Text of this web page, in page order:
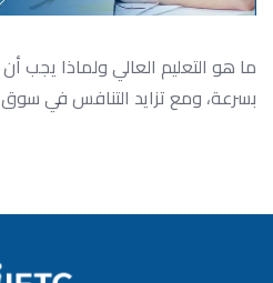
ما هو التعليم العالي ولماذا يجب
بسرعة، ومع تزايد التنافس في